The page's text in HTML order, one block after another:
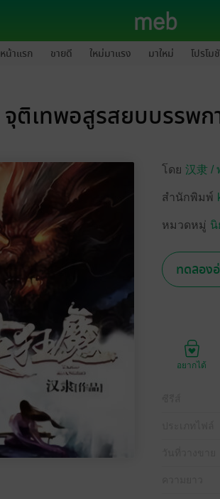
หน้าแรก ขายดี ใหม่มาแรง มาใหม่ โปรโม
จุติเทพอสูรสยบบรรพก
โดย 汉隶 /
สำนักพิมพ์
หมวดหมู่ นิ
ทดลอง
อยากได้